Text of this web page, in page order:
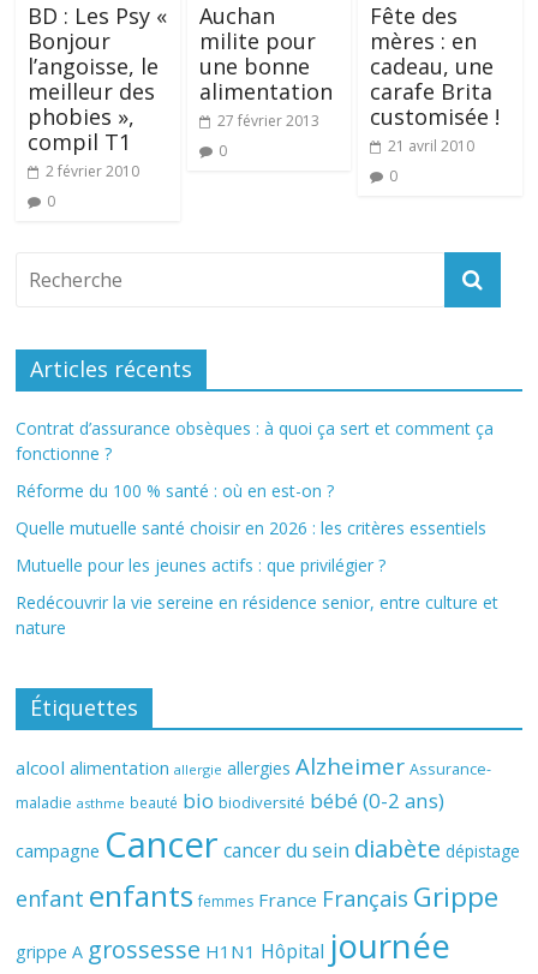
BD : Les Psy «
Bonjour
l’angoisse, le
meilleur des
phobies »,
compil T1
2 février 2010
0
Auchan
milite pour
une bonne
alimentation
27 février 2013
0
Fête des
mères : en
cadeau, une
carafe Brita
customisée !
21 avril 2010
0
Articles récents
Contrat d’assurance obsèques : à quoi ça sert et comment ça
fonctionne ?
Réforme du 100 % santé : où en est-on ?
Quelle mutuelle santé choisir en 2026 : les critères essentiels
Mutuelle pour les jeunes actifs : que privilégier ?
Redécouvrir la vie sereine en résidence senior, entre culture et
nature
Étiquettes
alcool alimentation allergie allergies Alzheimer Assurance-
maladie asthme beauté bio biodiversité bébé (0-2 ans)
campagne Cancer cancer du sein diabète dépistage
enfant enfants femmes France Français Grippe
grippe A grossesse H1N1 Hôpital journée